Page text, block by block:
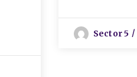
Sector 5